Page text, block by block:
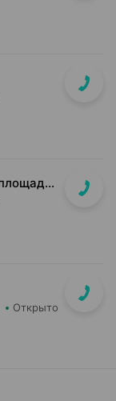
ул. Никифорова, д. 51 (вход с главной площади т/ц со стороны ул. Никифорова)
Открыто